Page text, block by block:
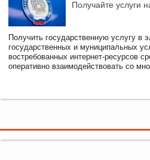
Получайте услуги
Получить государственную услугу
государственных и муниципальных
востребованных интернет-ресурсов
оперативно взаимодействовать со